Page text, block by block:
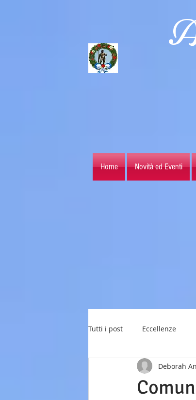
Home Novità ed Eventi
Tutti i post Eccellenze
Deborah